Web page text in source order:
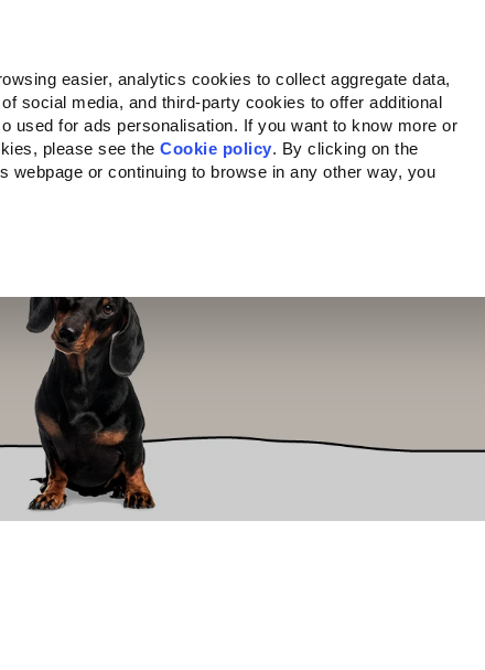
easier, analytics cookies to collect aggregate data,
social media, and third-party cookies to offer additional
used for ads personalisation. If you want to know more or
please see theCookie policy. By clicking on the
or continuing to browse in any other way, you
Bando Companion for Life Chi siamo Dove